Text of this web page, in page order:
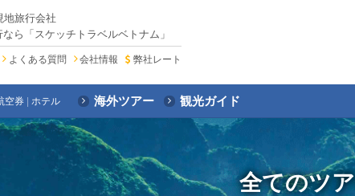
地旅行会社
ら「スケッチトラベルベトナム」
よくある質問 会社情報 弊社レート
空券 ホテル 海外ツアー 観光ガイド
全てのツ